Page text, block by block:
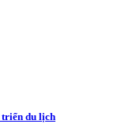
triển du lịch